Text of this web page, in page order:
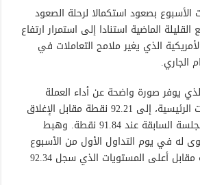
الأسبوع بصعود استكمالا لرحلة الصعود
الماضية استنادا إلى استمرار ارتفاع
الذي يغير ملامح التعاملات في
الجاري.
يوفر صورة واضحة عن أداء العملة
الأمريكية مقابل العملات الرئيسية، إلى 92.21 نقطة مقابل الإغلاق
اليومي المسجل في الجلسة السابقة عند 91.84 نقطة. وهبط
له في يوم التداول الأول من الأسبوع
الجاري عند 89.21 نقطة مقابل أعلى المستويات الذي سجل 92.34